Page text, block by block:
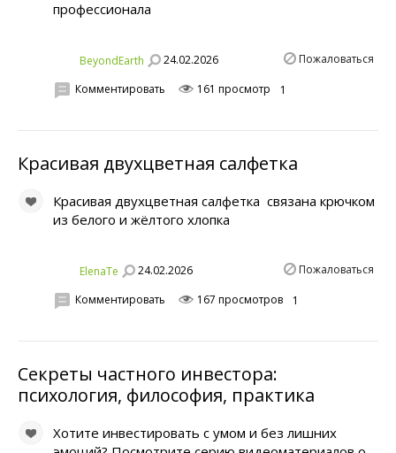
профессионала
BeyondEarth 24.02.2026 Пожаловаться
Комментировать 161 просмотр 1
Красивая двухцветная салфетка
Красивая двухцветная салфетка связана крючком
из белого и жёлтого хлопка
ElenaTe 24.02.2026 Пожаловаться
Комментировать 167 просмотров 1
Секреты частного инвестора:
психология, философия, практика
Хотите инвестировать с умом и без лишних